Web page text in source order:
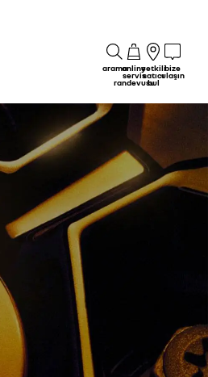
aramaonline
servis
randevusu
yetkili
satıcı
bul
bize
ulaşın